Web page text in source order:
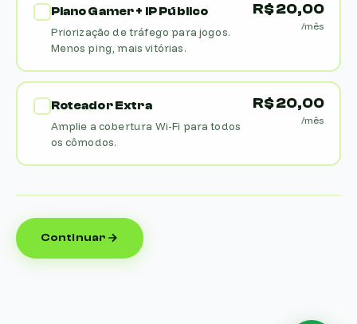
Plano Gamer + IP Público
Priorização de tráfego para jogos.
Menos ping, mais vitórias.
R$ 20,00
/mês
Roteador Extra
Amplie a cobertura Wi-Fi para todos
os cômodos.
R$ 20,00
/mês
Continuar